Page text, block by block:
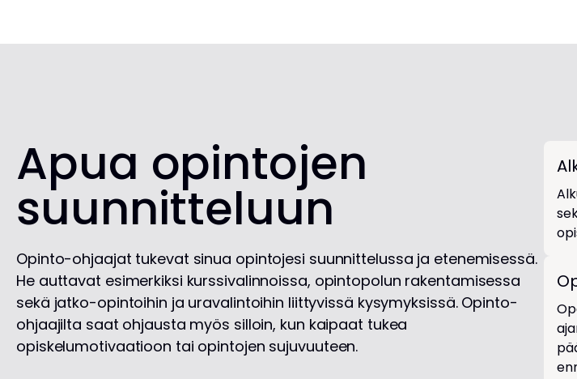
Apua opintojen
suunnitteluun
Opinto-ohjaajat tukevat sinua opintojesi suunnittelussa ja etenemisessä.
He auttavat esimerkiksi kurssivalinnoissa, opintopolun rakentamisessa
sekä jatko-opintoihin ja uravalintoihin liittyvissä kysymyksissä. Opinto-
ohjaajilta saat ohjausta myös silloin, kun kaipaat tukea
opiskelumotivaatioon tai opintojen sujuvuuteen.